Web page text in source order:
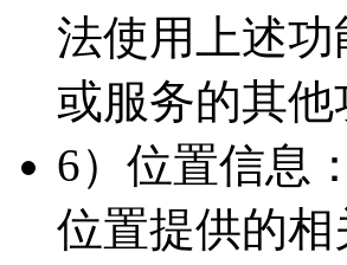
法使用上述
或服务的其
6）位置信息
位置提供的